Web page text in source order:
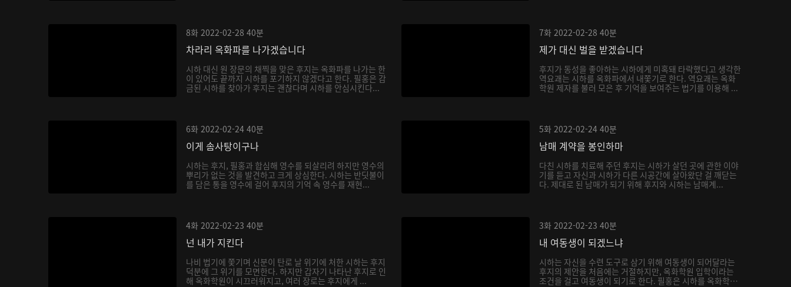
8화 2022-02-28 40분
차라리 옥화파를 나가겠습니다
시하 대신 원 장문의 채찍을 맞은 후지는 옥화파를 나가는 한
이 있어도 끝까지 시하를 포기하지 않겠다고 한다. 필홍은 감
금된 시하를 찾아가 후지는 괜찮다며 시하를 안심시킨다...
7화 2022-02-28 40분
제가 대신 벌을 받겠습니다
후지가 동성을 좋아하는 시하에게 미혹돼 타락했다고 생각한
역요괘는 시하를 옥화파에서 내쫓기로 한다. 역요괘는 옥화
학원 제자를 불러 모은 후 기억을 보여주는 법기를 이용해 ...
6화 2022-02-24 40분
이게 솜사탕이구나
시하는 후지, 필홍과 합심해 영수를 되살리려 하지만 영수의
뿌리가 없는 것을 발견하고 크게 상심한다. 시하는 반딧불이
를 담은 통을 영수에 걸어 후지의 기억 속 영수를 재현...
5화 2022-02-24 40분
남매 계약을 봉인하마
다친 시하를 치료해 주던 후지는 시하가 살던 곳에 관한 이야
기를 듣고 자신과 시하가 다른 시공간에 살아왔단 걸 깨닫는
다. 제대로 된 남매가 되기 위해 후지와 시하는 남매계...
4화 2022-02-23 40분
넌 내가 지킨다
나비 법기에 쫓기며 신분이 탄로 날 위기에 처한 시하는 후지
덕분에 그 위기를 모면한다. 하지만 갑자기 나타난 후지로 인
해 옥화학원이 시끄러워지고, 여러 장로는 후지에게 ...
3화 2022-02-23 40분
내 여동생이 되겠느냐
시하는 자신을 수련 도구로 삼기 위해 여동생이 되어달라는
후지의 제안을 처음에는 거절하지만, 옥화학원 입학이라는
조건을 걸고 여동생이 되기로 한다. 필홍은 시하를 옥화학